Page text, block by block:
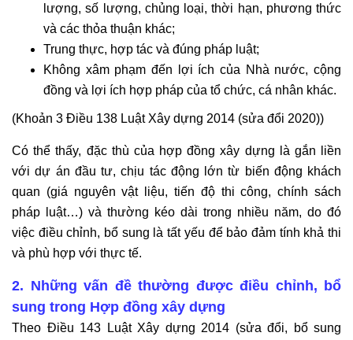
lượng, số lượng, chủng loại, thời hạn, phương thức
và các thỏa thuận khác;
Trung thực, hợp tác và đúng pháp luật;
Không xâm phạm đến lợi ích của Nhà nước, cộng
đồng và lợi ích hợp pháp của tổ chức, cá nhân khác.
(Khoản 3 Điều 138 Luật Xây dựng 2014 (sửa đổi 2020))
Có thể thấy, đặc thù của hợp đồng xây dựng là gắn liền
với dự án đầu tư, chịu tác động lớn từ biến động khách
quan (giá nguyên vật liệu, tiến độ thi công, chính sách
pháp luật…) và thường kéo dài trong nhiều năm, do đó
việc điều chỉnh, bổ sung là tất yếu để bảo đảm tính khả thi
và phù hợp với thực tế.
2. Những vấn đề thường được điều chỉnh, bổ
sung trong Hợp đồng xây dựng
Theo Điều 143 Luật Xây dựng 2014 (sửa đổi, bổ sung